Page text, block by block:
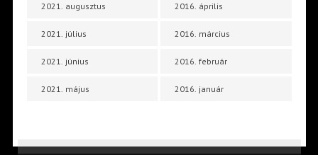
2021. augusztus
2021. július
2021. június
2021. május
2016. április
2016. március
2016. február
2016. január